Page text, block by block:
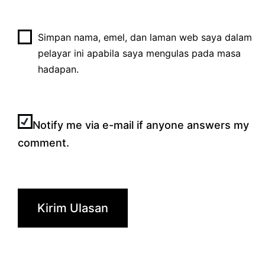
Simpan nama, emel, dan laman web saya dalam
pelayar ini apabila saya mengulas pada masa
hadapan.
Notify me via e-mail if anyone answers my
comment.